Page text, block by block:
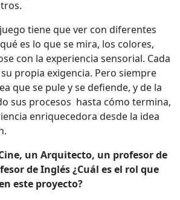
tiene que ver con diferentes
es lo que se mira, los colores,
con la experiencia sensorial. Cada
propia exigencia. Pero siempre
que se pule y se defiende, y de la
sus procesos hasta cómo termina,
enriquecedora desde la idea
un Arquitecto, un profesor de
de Inglés ¿Cuál es el rol que
este proyecto?